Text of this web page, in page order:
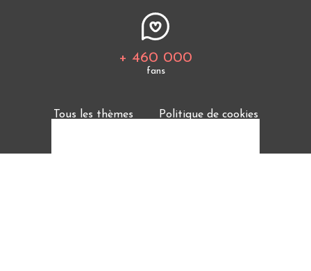
+ 460 000
fans
Tous les thèmes
Politique de cookies